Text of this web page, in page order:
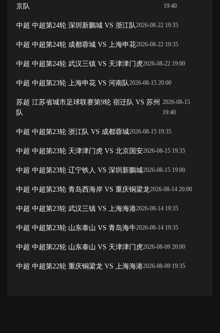
京队
19:40
中超 中超第24轮 深圳新鵬城 VS 浙江队2026-08-22 19:35
中超 中超第24轮 成都蓉城 VS 上海申花2026-08-22 19:35
中超 中超第24轮 武汉三镇 VS 天津津门虎2026-08-22 19:00
中超 中超第23轮 上海申花 VS 河南队2026-08-15 20:00
苏超 江苏省城市足球联赛第9轮 宿迁队 VS 苏州
队
2026-08-15
19:40
中超 中超第23轮 浙江队 VS 成都蓉城2026-08-15 19:35
中超 中超第23轮 天津津门虎 VS 北京国安2026-08-15 19:35
中超 中超第23轮 辽宁铁人 VS 深圳新鵬城2026-08-15 19:00
中超 中超第23轮 青岛西海岸 VS 重庆铜梁龙2026-08-14 20:00
中超 中超第23轮 武汉三镇 VS 上海海港2026-08-14 19:35
中超 中超第23轮 山东泰山 VS 青岛海牛2026-08-14 19:35
中超 中超第22轮 山东泰山 VS 天津津门虎2026-08-09 20:00
中超 中超第22轮 重庆铜梁龙 VS 上海海港2026-08-09 19:35